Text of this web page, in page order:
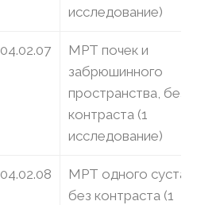
исследование)
04.02.07
МРТ почек и
забрюшинного
пространства, без
контраста (1
исследование)
04.02.08
МРТ одного
без контраста (1